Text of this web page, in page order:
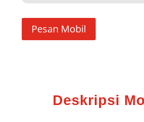
Pesan Mobil
Deskripsi